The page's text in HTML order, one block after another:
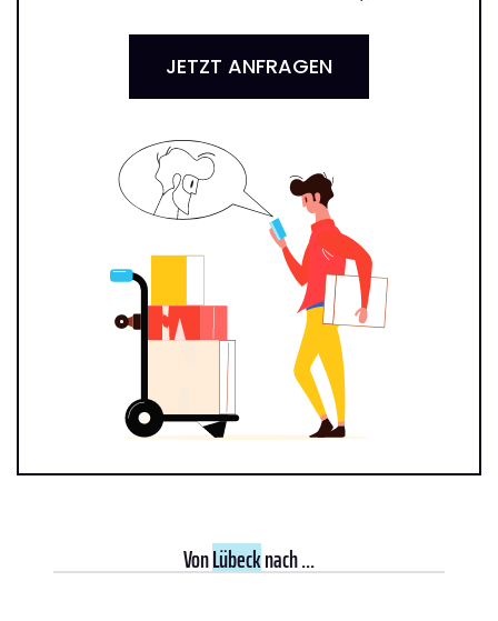
JETZT ANFRAGEN
VonLübecknach ...